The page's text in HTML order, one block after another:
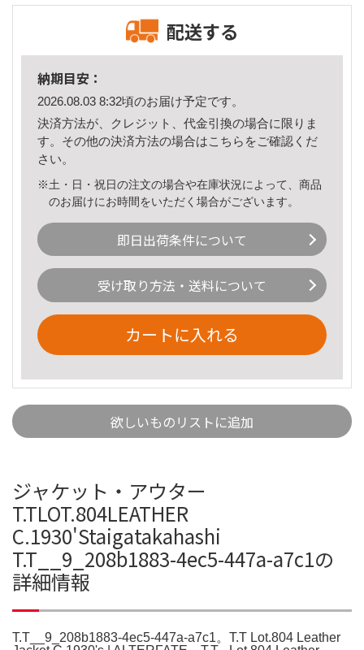
配送する
納期目安：
2026.08.03 8:32頃のお届け予定です。
決済方法が、クレジット、代金引換の場合に限りま
す。その他の決済方法の場合はこちら をご確認くだ
さい。
※土・日・祝日の注文の場合や在庫状況によって、商品
のお届けにお時間をいただく場合がございます。
即日出荷条件について
受け取り方法・送料について
カートに入れる
欲しいものリストに追加
ジャケット・アウター
T.TLOT.804LEATHER
C.1930'Staigatakahashi
T.T__9_208b1883-4ec5-447a-a7c1の
詳細情報
T.T__9_208b1883-4ec5-447a-a7c1。T.T Lot.804 Leather